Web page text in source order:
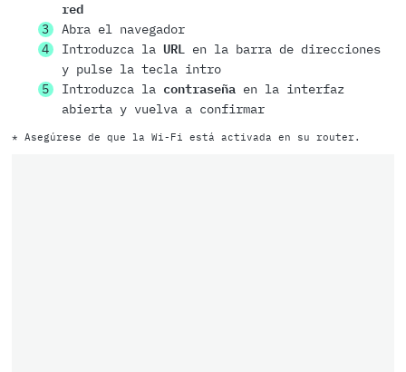
red
Abra el navegador
Introduzca la URLen la barra de direcciones
y pulse la tecla intro
Introduzca la contraseñaen la interfaz
abierta y vuelva a confirmar
* Asegúrese de que la Wi-Fi está activada en su router.